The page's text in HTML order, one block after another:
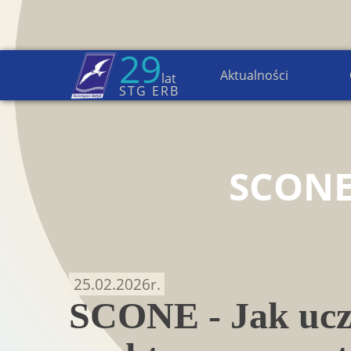
29lat
STG ERB
Aktualności
Strona główna→Aktualności
SCONE - Jak
25.02.2026r.